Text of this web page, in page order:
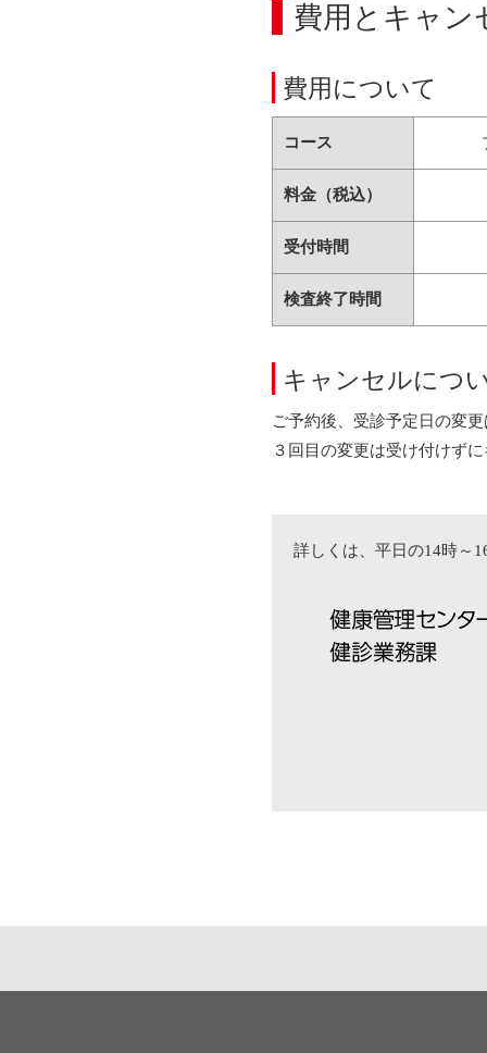
費用とキャン
費用について
コース
料金（税込）
受付時間
検査終了時間
キャンセルにつ
ご予約後、受診予定日の変
３回目の変更は受け付けず
詳しくは、平日の14時～